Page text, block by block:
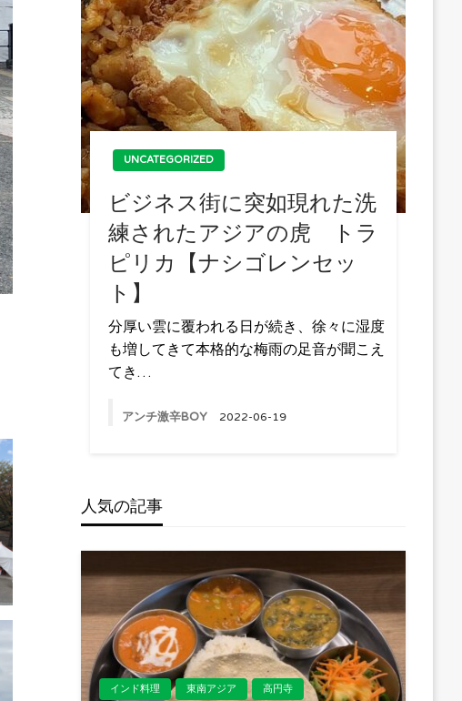
UNCATEGORIZED
ビジネス街に突如現れた洗
練されたアジアの虎 トラ
ピリカ【ナシゴレンセッ
ト】
分厚い雲に覆われる日が続き、徐々に湿度
も増してきて本格的な梅雨の足音が聞こえ
てき…
アンチ激辛BOY 2022-06-19
人気の記事
インド料理 東南アジア 高円寺